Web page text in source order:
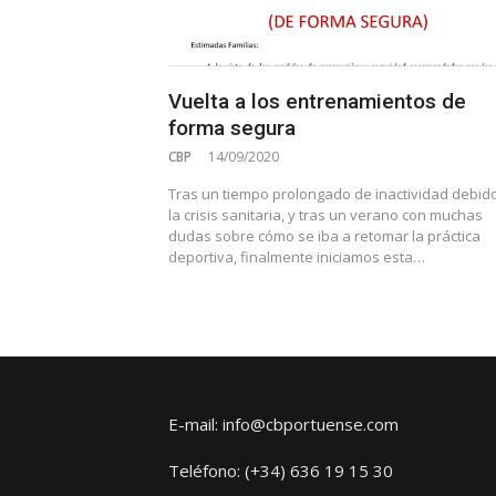
Vuelta a los entrenamientos de
forma segura
CBP 14/09/2020
Tras un tiempo prolongado de inactividad
la crisis sanitaria, y tras un verano con muchas
dudas sobre cómo se iba a retomar la práctica
deportiva, finalmente iniciamos esta…
E-mail: info@cbportuense.com
Teléfono: (+34) 636 19 15 30